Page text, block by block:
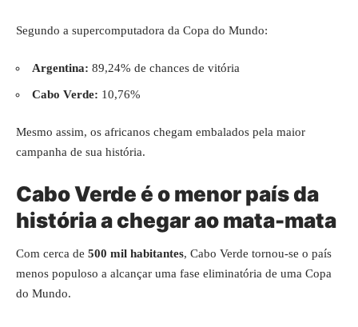
Segundo a supercomputadora da Copa do Mundo:
Argentina: 89,24% de chances de vitória
Cabo Verde: 10,76%
Mesmo assim, os africanos chegam embalados pela maior
campanha de sua história.
Cabo Verde é o menor país da
história a chegar ao mata-mata
Com cerca de 500 mil habitantes, Cabo Verde tornou-se o país
menos populoso a alcançar uma fase eliminatória de uma Copa
do Mundo.